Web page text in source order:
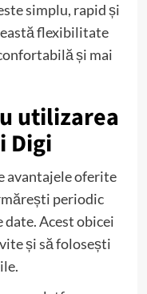
simplu, rapid și
flexibilitate
și mai
utilizarea
Digi
avantajele oferite
periodic
Acest obicei
și să folosești